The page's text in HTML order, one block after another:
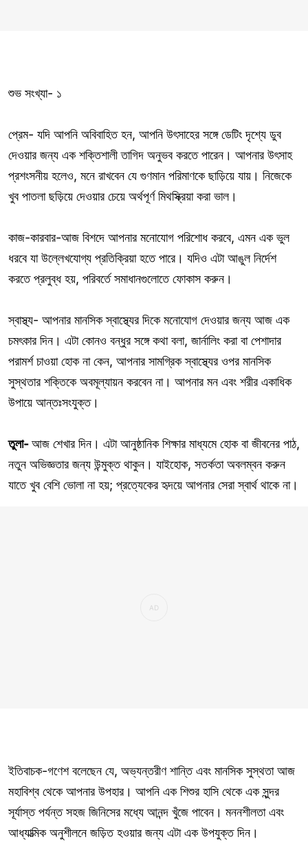
শুভ সংখ্যা- ১
প্রেম- যদি আপনি অবিবাহিত হন, আপনি উৎসাহের সঙ্গে ডেটিং দৃশ্যে ডুব
দেওয়ার জন্য এক শক্তিশালী তাগিদ অনুভব করতে পারেন। আপনার উৎসাহ
প্রশংসনীয় হলেও, মনে রাখবেন যে গুণমান পরিমাণকে ছাড়িয়ে যায়। নিজেকে
খুব পাতলা ছড়িয়ে দেওয়ার চেয়ে অর্থপূর্ণ মিথস্ক্রিয়া করা ভাল।
কাজ-কারবার-আজ বিশদে আপনার মনোযোগ পরিশোধ করবে, এমন এক ভুল
ধরবে যা উল্লেখযোগ্য প্রতিক্রিয়া হতে পারে। যদিও এটা আঙুল নির্দেশ
করতে প্রলুব্ধ হয়, পরিবর্তে সমাধানগুলোতে ফোকাস করুন।
স্বাস্থ্য- আপনার মানসিক স্বাস্থ্যের দিকে মনোযোগ দেওয়ার জন্য আজ এক
চমৎকার দিন। এটা কোনও বন্ধুর সঙ্গে কথা বলা, জার্নালিং করা বা পেশাদার
পরামর্শ চাওয়া হোক না কেন, আপনার সামগ্রিক স্বাস্থ্যের ওপর মানসিক
সুস্থতার শক্তিকে অবমূল্যায়ন করবেন না। আপনার মন এবং শরীর একাধিক
উপায়ে আন্তঃসংযুক্ত।
তুলা-আজ শেখার দিন। এটা আনুষ্ঠানিক শিক্ষার মাধ্যমে হোক বা জীবনের পাঠ,
নতুন অভিজ্ঞতার জন্য উন্মুক্ত থাকুন। যাইহোক, সতর্কতা অবলম্বন করুন
যাতে খুব বেশি ভোলা না হয়; প্রত্যেকের হৃদয়ে আপনার সেরা স্বার্থ থাকে না।
ইতিবাচক-গণেশ বলেছেন যে, অভ্যন্তরীণ শান্তি এবং মানসিক সুস্থতা আজ
মহাবিশ্ব থেকে আপনার উপহার। আপনি এক শিশুর হাসি থেকে এক সুন্দর
সূর্যাস্ত পর্যন্ত সহজ জিনিসের মধ্যে আনন্দ খুঁজে পাবেন। মননশীলতা এবং
আধ্যাত্মিক অনুশীলনে জড়িত হওয়ার জন্য এটা এক উপযুক্ত দিন।